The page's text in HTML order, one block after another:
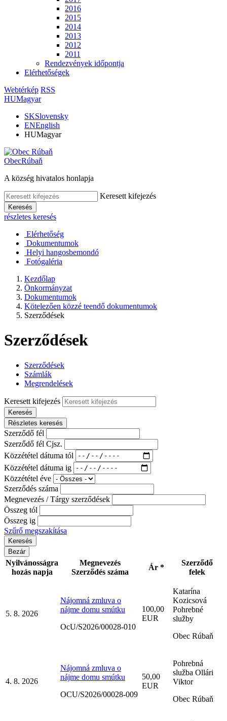
2016
2015
2014
2013
2012
2011
Rendezvények időpontja
Elérhetőségek
Webtérkép RSS
HUMagyar
SKSlovensky
ENEnglish
HUMagyar
ObecRúbaň
A község hivatalos honlapja
Keresett kifejezés
Keresés
részletes keresés
Elérhetőség
Dokumentumok
Helyi hangosbemondó
Fotógaléria
Kezdőlap
Önkormányzat
Dokumentumok
Kötelezően közzé teendő dokumentumok
Szerződések
Szerződések
Szerződések
Számlák
Megrendelések
Keresett kifejezés
Keresés
Részletes keresés
Szerződő fél
Szerződő fél Cjsz.
Közzététel dátuma tól
Közzététel dátuma ig
Közzététel éve
Szerződés száma
Megnevezés / Tárgy szerződések
Összeg tól
Összeg ig
Szűrő megszakítása
Bezár
Nyilvánosságra
hozás napja
Megnevezés
Szerződés száma
Ár *
Szerződő
felek
5. 8. 2026
Nájomná zmluva o
nájme domu smútku
OcU/S2026/00028-010
100,00
EUR
Katarína
Kozicsová
Pohrebné
služby
Obec Rúbaň
4. 8. 2026
Nájomná zmluva o
nájme domu smútku
OCU/S2026/00028-009
50,00
EUR
Pohrebná
služba Ollári
Viktor
Obec Rúbaň